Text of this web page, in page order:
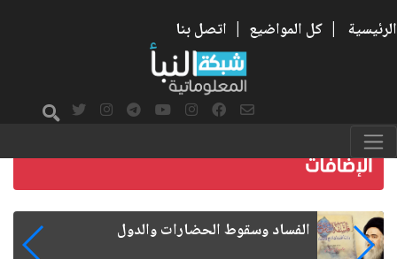
الرئيسية | كل المواضيع | اتصل بنا
رواتب الموظفين على صفيح ساخن